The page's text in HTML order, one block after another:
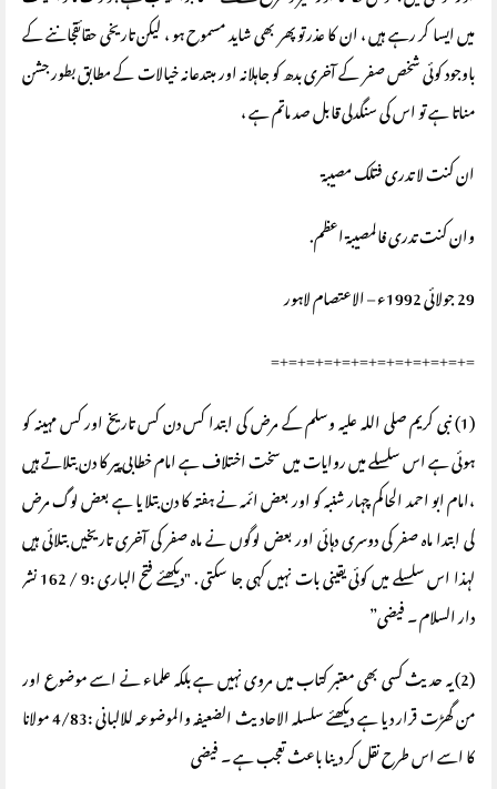
میں ایسا کر رہے ہیں ، ان کا عذرتوپھر بھی شاید مسموح ہو ، لیکن تاریخی حقائقجاننے کے
باوجود کوئی شخص صفر کے آخری بدھ کو جاہلانہ اور مبتدعانہ خیالات کے مطابق بطور جشن
مناتا ہے تو اس کی سنگدلی قابل صد ماتم ہے ،
ان کنت لا تدری فتلک مصیبۃ
وان کنت تدری فالمصیبۃ اعظم.
29 جولائی 1992ء – الاعتصام لاہور
=+=+=+=+=+=+=+=+=+=+=+=
(1) نبی کریم صلی اللہ علیہ وسلم کے مرض کی ابتدا کس دن کس تاریخ اور کس مہینہ کو
ہوئی ہے اس سلسلے میں روایات میں سخت اختلاف ہے امام خطابی پیر کا دن بتلاتے ہیں
،امام ابو احمد الحاکم چہار شنبہ کو اور بعض ائمہ نے ہفتہ کا دن بتلا یا ہے بعض لوگ مرض
کی ابتدا ماہ صفر کی دوسری دہائی اور بعض لوگوں نے ماہ صفر کی آخری تاریخیں بتلائی ہیں
لہذا اس سلسلے میں کوئی یقینی بات نہیں کہی جا سکتی . "دیکھئے فتح الباری :9 / 162 نشر
دار السلام ۔ فیضی”
(2) یہ حدیث کسی بھی معتبر کتاب میں مروی نہیں ہے بلکہ علماء نے اسے موضوع اور
من گھڑت قرار دیا ہے دیکھئے سلسلہ الاحادیث الضعیفہ والموضوعہ للالبانی :4/83 مولانا
کا اسے اس طرح نقل کر دینا باعث تعجب ہے ۔ فیضی